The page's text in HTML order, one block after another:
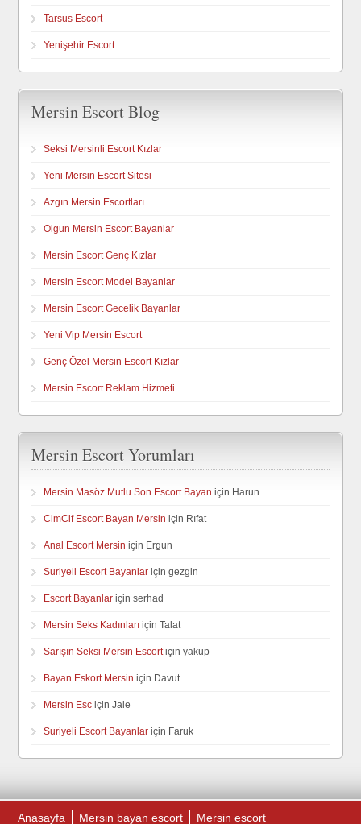
Tarsus Escort
Yenişehir Escort
Mersin Escort Blog
Seksi Mersinli Escort Kızlar
Yeni Mersin Escort Sitesi
Azgın Mersin Escortları
Olgun Mersin Escort Bayanlar
Mersin Escort Genç Kızlar
Mersin Escort Model Bayanlar
Mersin Escort Gecelik Bayanlar
Yeni Vip Mersin Escort
Genç Özel Mersin Escort Kızlar
Mersin Escort Reklam Hizmeti
Mersin Escort Yorumları
Mersin Masöz Mutlu Son Escort Bayan için Harun
CimCif Escort Bayan Mersin için Rıfat
Anal Escort Mersin için Ergun
Suriyeli Escort Bayanlar içingezgin
Escort Bayanlar içinserhad
Mersin Seks Kadınları içinTalat
Sarışın Seksi Mersin Escortiçinyakup
Bayan Eskort Mersin için Davut
Mersin Esc içinJale
Suriyeli Escort Bayanlar için Faruk
Anasayfa Mersin bayan escort Mersin escort